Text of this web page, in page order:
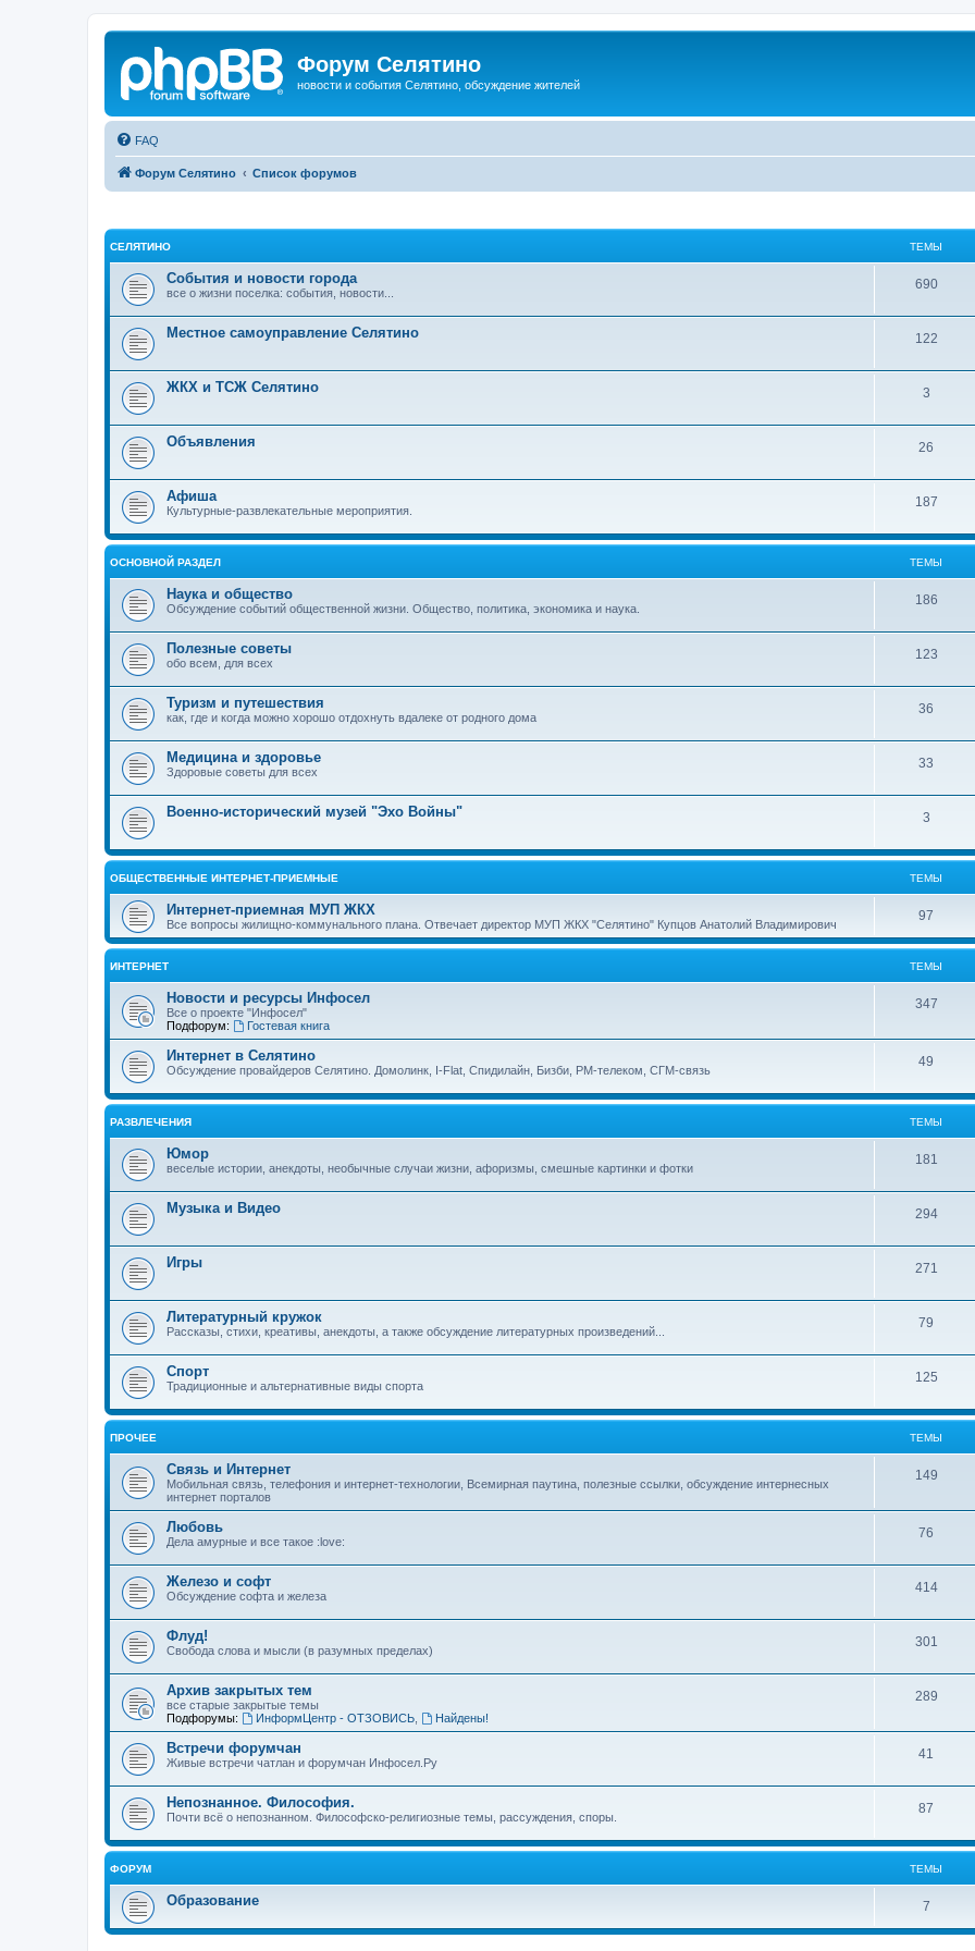
Форум Селятино
новости и события Селятино, обсуждение жителей
FAQ
Форум Селятино Список форумов
СЕЛЯТИНО ТЕМЫ
События и новости города
все о жизни поселка: события, новости...
690
Местное самоуправление Селятино 122
ЖКХ и ТСЖ Селятино 3
Объявления 26
Афиша
Культурные-развлекательные мероприятия.
187
ОСНОВНОЙ РАЗДЕЛ ТЕМЫ
Наука и общество
Обсуждение событий общественной жизни. Общество, политика, экономика и наука.
186
Полезные советы
обо всем, для всех
123
Туризм и путешествия
как, где и когда можно хорошо отдохнуть вдалеке от родного дома
36
Медицина и здоровье
Здоровые советы для всех
33
Военно-исторический музей "Эхо Войны" 3
ОБЩЕСТВЕННЫЕ ИНТЕРНЕТ-ПРИЕМНЫЕ ТЕМЫ
Интернет-приемная МУП ЖКХ
Все вопросы жилищно-коммунального плана. Отвечает директор МУП ЖКХ "Селятино" Купцов Анатолий Владимирович
97
ИНТЕРНЕТ ТЕМЫ
Новости и ресурсы Инфосел
Все о проекте "Инфосел"
Подфорум:
Гостевая книга
347
Интернет в Селятино
Обсуждение провайдеров Селятино. Домолинк, I-Flat, Спидилайн, Бизби, РМ-телеком, СГМ-связь
49
РАЗВЛЕЧЕНИЯ ТЕМЫ
Юмор
веселые истории, анекдоты, необычные случаи жизни, афоризмы, смешные картинки и фотки
181
Музыка и Видео 294
Игры 271
Литературный кружок
Рассказы, стихи, креативы, анекдоты, а также обсуждение литературных произведений...
79
Спорт
Традиционные и альтернативные виды спорта
125
ПРОЧЕЕ ТЕМЫ
Связь и Интернет
Мобильная связь, телефония и интернет-технологии, Всемирная паутина, полезные ссылки, обсуждение интернесных
интернет порталов
149
Любовь
Дела амурные и все такое :love:
76
Железо и софт
Обсуждение софта и железа
414
Флуд!
Свобода слова и мысли (в разумных пределах)
301
Архив закрытых тем
все старые закрытые темы
Подфорумы:
ИнформЦентр - ОТЗОВИСЬ, Найдены!
289
Встречи форумчан
Живые встречи чатлан и форумчан Инфосел.Ру
41
Непознанное. Философия.
Почти всё о непознанном. Философско-религиозные темы, рассуждения, споры.
87
ФОРУМ ТЕМЫ
Образование 7